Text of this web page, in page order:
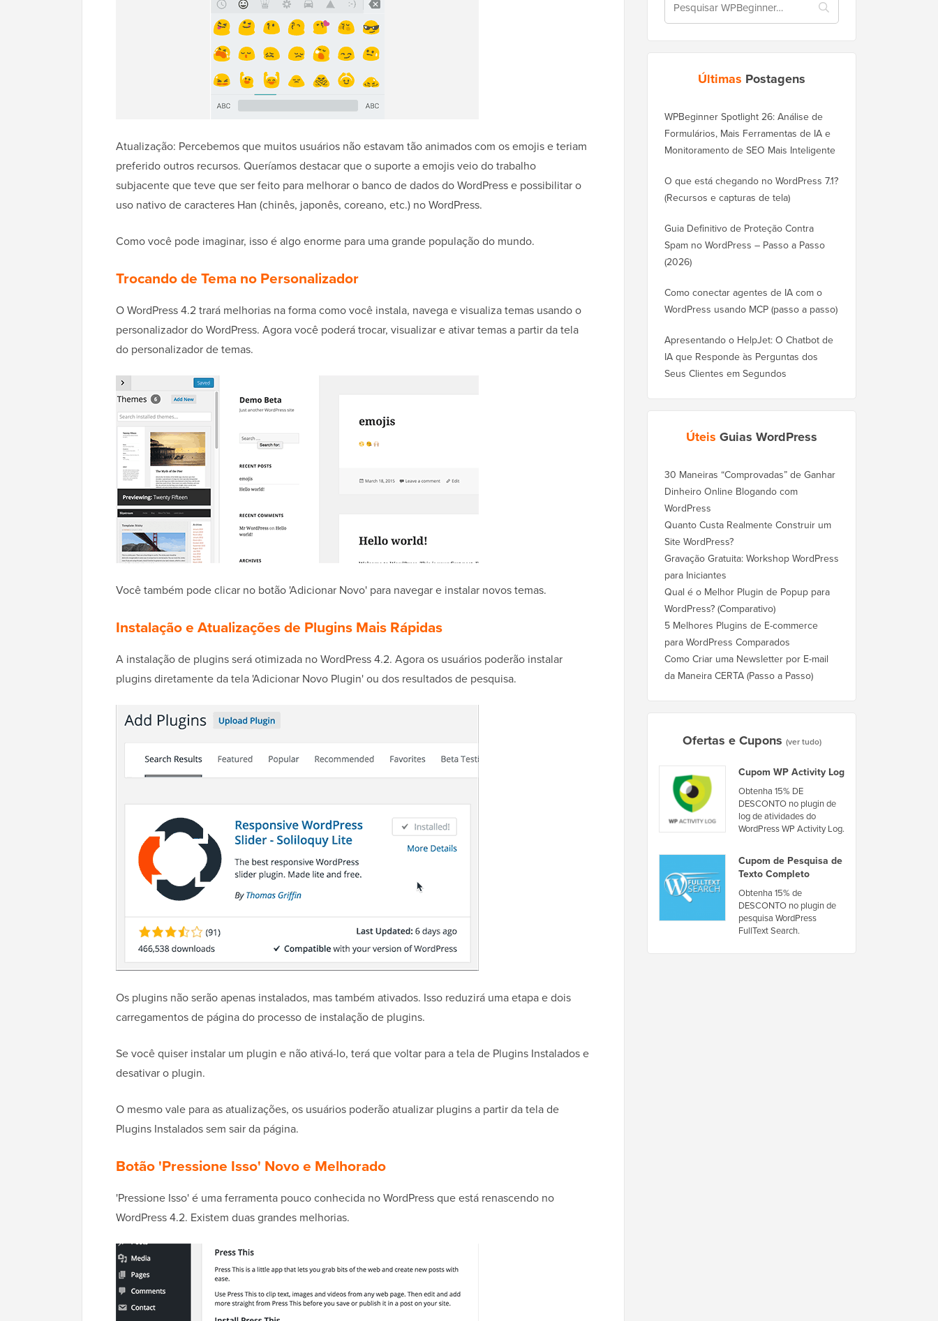
Atualização: Percebemos que muitos usuários não estavam tão animados com os emojis e teriam
preferido outros recursos. Queríamos destacar que o suporte a emojis veio do trabalho
subjacente que teve que ser feito para melhorar o banco de dados do WordPress e possibilitar o
uso nativo de caracteres Han (chinês, japonês, coreano, etc.) no WordPress.
Como você pode imaginar, isso é algo enorme para uma grande população do mundo.
Trocando de Tema no Personalizador
O WordPress 4.2 trará melhorias na forma como você instala, navega e visualiza temas usando o
personalizador do WordPress. Agora você poderá trocar, visualizar e ativar temas a partir da tela
do personalizador de temas.
Você também pode clicar no botão 'Adicionar Novo' para navegar e instalar novos temas.
Instalação e Atualizações de Plugins Mais Rápidas
A instalação de plugins será otimizada no WordPress 4.2. Agora os usuários poderão instalar
plugins diretamente da tela 'Adicionar Novo Plugin' ou dos resultados de pesquisa.
Os plugins não serão apenas instalados, mas também ativados. Isso reduzirá uma etapa e dois
carregamentos de página do processo de instalação de plugins.
Se você quiser instalar um plugin e não ativá-lo, terá que voltar para a tela de Plugins Instalados e
desativar o plugin.
O mesmo vale para as atualizações, os usuários poderão atualizar plugins a partir da tela de
Plugins Instalados sem sair da página.
Botão 'Pressione Isso' Novo e Melhorado
'Pressione Isso' é uma ferramenta pouco conhecida no WordPress que está renascendo no
WordPress 4.2. Existem duas grandes melhorias.
Últimas Postagens
WPBeginner Spotlight 26: Análise de
Formulários, Mais Ferramentas de IA e
Monitoramento de SEO Mais Inteligente
O que está chegando no WordPress 7.1?
(Recursos e capturas de tela)
Guia Definitivo de Proteção Contra
Spam no WordPress – Passo a Passo
(2026)
Como conectar agentes de IA com o
WordPress usando MCP (passo a passo)
Apresentando o HelpJet: O Chatbot de
IA que Responde às Perguntas dos
Seus Clientes em Segundos
Úteis Guias WordPress
30 Maneiras “Comprovadas” de Ganhar
Dinheiro Online Blogando com
WordPress
Quanto Custa Realmente Construir um
Site WordPress?
Gravação Gratuita: Workshop WordPress
para Iniciantes
Qual é o Melhor Plugin de Popup para
WordPress? (Comparativo)
5 Melhores Plugins de E-commerce
para WordPress Comparados
Como Criar uma Newsletter por E-mail
da Maneira CERTA (Passo a Passo)
Ofertas e Cupons (ver tudo)
Cupom WP Activity Log
Obtenha 15% DE
DESCONTO no plugin de
log de atividades do
WordPress WP Activity Log.
Cupom de Pesquisa de
Texto Completo
Obtenha 15% de
DESCONTO no plugin de
pesquisa WordPress
FullText Search.